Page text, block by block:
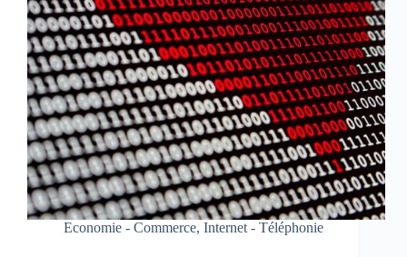
Economie - Commerce, Internet - Téléphonie